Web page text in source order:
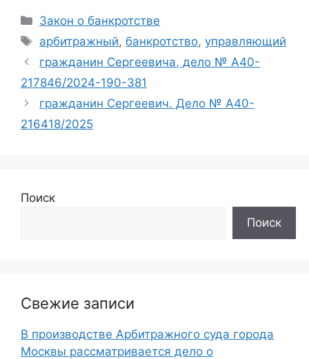
Рубрики
Закон о банкротстве
Метки
арбитражный,банкротство,управляющий
гражданин Сергеевича, дело № А40-
217846/2024-190-381
гражданин Сергеевич. Дело № А40-
216418/2025
Поиск
Поиск
Свежие записи
В производстве Арбитражного суда города
Москвы рассматривается дело о